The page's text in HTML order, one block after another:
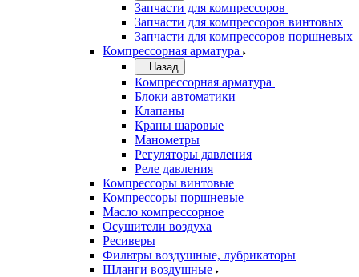
Запчасти для компрессоров
Запчасти для компрессоров винтовых
Запчасти для компрессоров поршневых
Компрессорная арматура
Назад
Компрессорная арматура
Блоки автоматики
Клапаны
Краны шаровые
Манометры
Регуляторы давления
Реле давления
Компрессоры винтовые
Компрессоры поршневые
Масло компрессорное
Осушители воздуха
Ресиверы
Фильтры воздушные, лубрикаторы
Шланги воздушные